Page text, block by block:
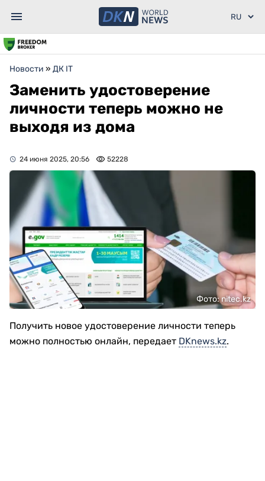
Новости » ДК IT
Заменить удостоверение
личности теперь можно не
выходя из дома
24 июня 2025, 20:56 52228
Фото: nitec.kz
Получить новое удостоверение личности теперь
можно полностью онлайн, передает DKnews.kz.